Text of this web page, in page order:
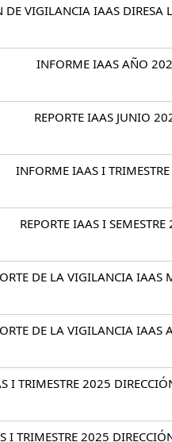
DE VIGILANCIA IAAS DIRESA
INFORME IAAS AÑO
REPORTE IAAS JUNIO
INFORME IAAS I
REPORTE IAAS I
DE LA VIGILANCIA IAAS
DE LA VIGILANCIA IAAS
I TRIMESTRE 2025
I TRIMESTRE 2025